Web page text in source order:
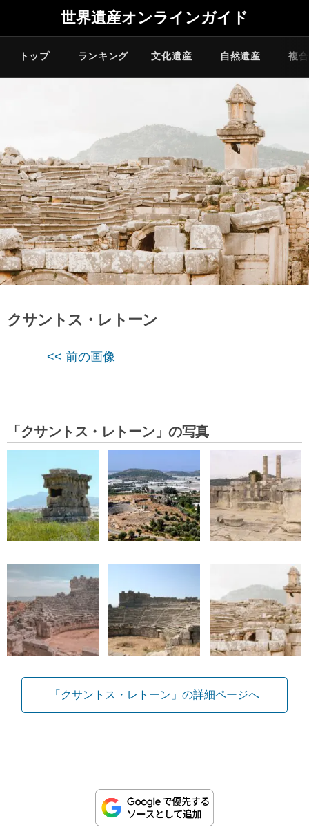
世界遺産オンラインガイド
トップ ランキング 文化遺産 自然遺産 複
クサントス・レトーン
<< 前の画像
「クサントス・レトーン」の写真
「クサントス・レトーン」の詳細ページへ